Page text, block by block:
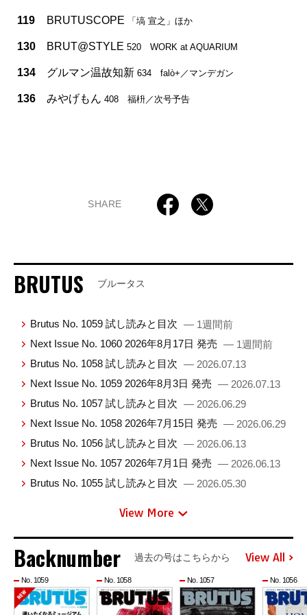
119 BRUTUSCOPE 「塙 宣之」ほか
130 BRUT@STYLE 520 WORK at AQUARIUM
134 グルマン温故知新 634 falò+／マンデガン
136 みやげもん 408 福枡／次号予告
SHARE
BRUTUS ブルータス
Brutus No. 1059 試し読みと目次 — 1週間前
Next Issue No. 1060 2026年8月17日 発売 — 1週間前
Brutus No. 1058 試し読みと目次 — 2026.07.13
Next Issue No. 1059 2026年8月3日 発売 — 2026.07.13
Brutus No. 1057 試し読みと目次 — 2026.06.29
Next Issue No. 1058 2026年7月15日 発売 — 2026.06.29
Brutus No. 1056 試し読みと目次 — 2026.06.13
Next Issue No. 1057 2026年7月1日 発売 — 2026.06.13
Brutus No. 1055 試し読みと目次 — 2026.05.30
View More
Backnumber 過去の号はこちらから View All
No. 1059 No. 1058 No. 1057 No. 1056